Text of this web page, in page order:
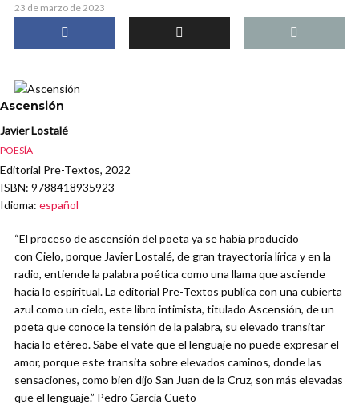
23 de marzo de 2023
Ascensión
Javier Lostalé
POESÍA
Editorial Pre-Textos, 2022
ISBN: 9788418935923
Idioma: español
“El proceso de ascensión del poeta ya se había producido
con Cielo, porque Javier Lostalé, de gran trayectoria lírica y en la
radio, entiende la palabra poética como una llama que asciende
hacia lo espiritual. La editorial Pre-Textos publica con una cubierta
azul como un cielo, este libro intimista, titulado Ascensión, de un
poeta que conoce la tensión de la palabra, su elevado transitar
hacia lo etéreo. Sabe el vate que el lenguaje no puede expresar el
amor, porque este transita sobre elevados caminos, donde las
sensaciones, como bien dijo San Juan de la Cruz, son más elevadas
que el lenguaje.” Pedro García Cueto